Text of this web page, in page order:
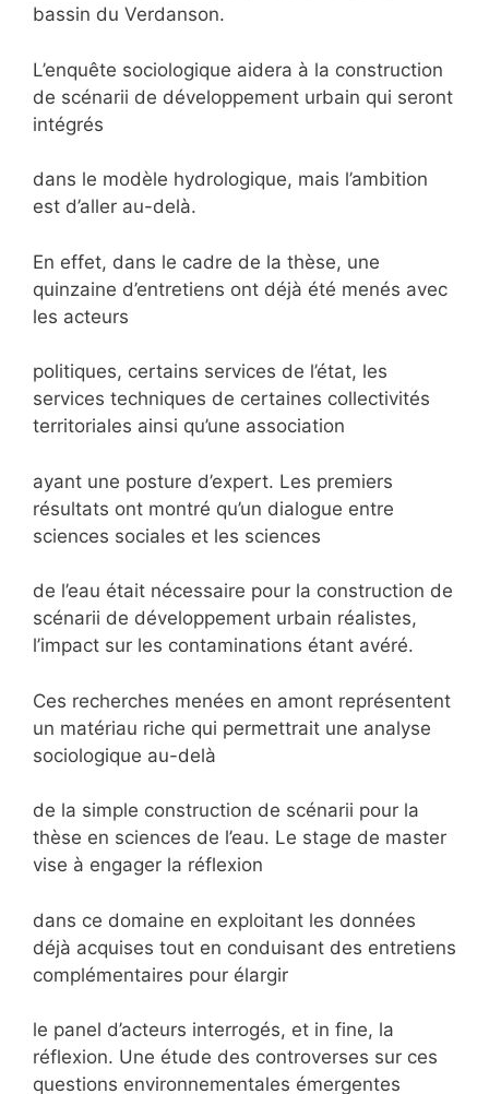
bassin du Verdanson.
L’enquête sociologique aidera à la construction
de scénarii de développement urbain qui seront
intégrés
dans le modèle hydrologique, mais l’ambition
est d’aller au-delà.
En effet, dans le cadre de la thèse, une
quinzaine d’entretiens ont déjà été menés avec
les acteurs
politiques, certains services de l’état, les
services techniques de certaines collectivités
territoriales ainsi qu’une association
ayant une posture d’expert. Les premiers
résultats ont montré qu’un dialogue entre
sciences sociales et les sciences
de l’eau était nécessaire pour la construction de
scénarii de développement urbain réalistes,
l’impact sur les contaminations étant avéré.
Ces recherches menées en amont représentent
un matériau riche qui permettrait une analyse
sociologique au-delà
de la simple construction de scénarii pour la
thèse en sciences de l’eau. Le stage de master
vise à engager la réflexion
dans ce domaine en exploitant les données
déjà acquises tout en conduisant des entretiens
complémentaires pour élargir
le panel d’acteurs interrogés, et in fine, la
réflexion. Une étude des controverses sur ces
questions environnementales émergentes